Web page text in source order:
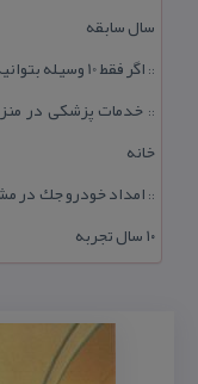
سال سابقه
:: اگر فقط 10 وسیله بتوانید بخرید، اولویت با كدام تجهیزات است؟
:: خدمات پزشكی در
خانه
::
۱۰ سال تجربه